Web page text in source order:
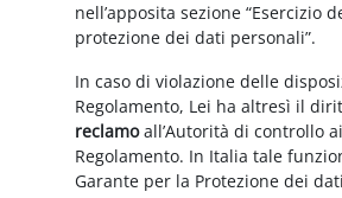
nell’apposita sezione “Esercizio
protezione dei dati personali”.
In caso di violazione delle
Regolamento, Lei ha altresì il
reclamoall’Autorità di controllo
Regolamento. In Italia tale
Garante per la Protezione dei